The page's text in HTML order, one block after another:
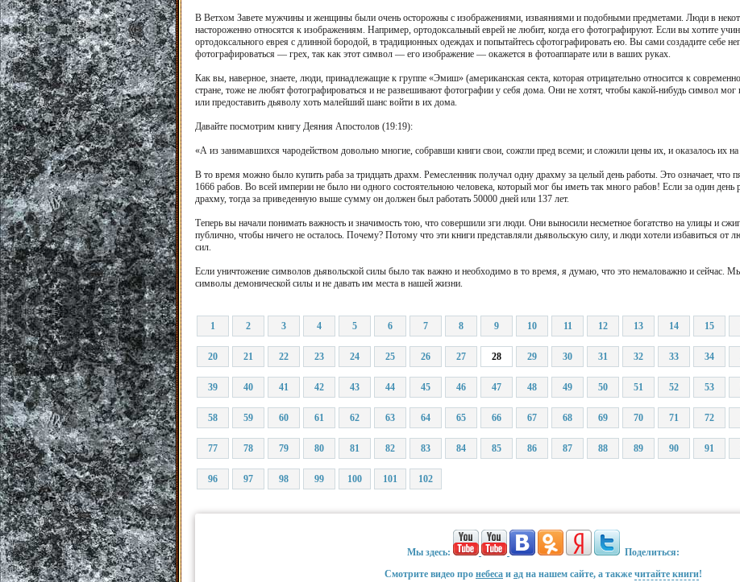
В Ветхом Завете мужчины и женщины были очень осторожны с изображениями, изваяниями и подобными предметами. Люди в
настороженно относятся к изображениям. Например, ортодоксальный еврей не любит, когда его фотографируют. Если вы хотите
ортодоксального еврея с длинной бородой, в традиционных одеждах и попытайтесь сфотографировать ею. Вы сами создадите себе
фотографироваться — грех, так как этот символ — его изображение — окажется в фотоаппарате или в ваших руках.
Как вы, наверное, знаете, люди, принадлежащие к группе «Эмиш» (американская секта, которая отрицательно относится к
стране, тоже не любят фотографироваться и не развешивают фотографии у себя дома. Они не хотят, чтобы какой-нибудь символ мог
или предоставить дьяволу хоть малейший шанс войти в их дома.
Давайте посмотрим книгу Деяния Апостолов (19:19):
«А из занимавшихся чародейством довольно многие, собравши книги свои, сожгли пред всеми; и сложили цены их, и оказалось их на
В то время можно было купить раба за тридцать драхм. Ремесленник получал одну драхму за целый день работы. Это означает, что
1666 рабов. Во всей империи не было ни одного состоятельною человека, который мог бы иметь так много рабов! Если за один день
драхму, тогда за приведенную выше сумму он должен был работать 50000 дней или 137 лет.
Теперь вы начали понимать важность и значимость тою, что совершили зги люди. Они выносили несметное богатство на улицы и
публично, чтобы ничего не осталось. Почему? Потому что эти книги представляли дьявольскую силу, и люди хотели избавиться от
сил.
Если уничтожение символов дьявольской силы было так важно и необходимо в то время, я думаю, что это немаловажно и сейчас.
символы демонической силы и не давать им места в нашей жизни.
1 2 3 4 5 6 7 8 9 10 11 12 13 14 15
20 21 22 23 24 25 26 27 28 29 30 31 32 33 34
39 40 41 42 43 44 45 46 47 48 49 50 51 52 53
58 59 60 61 62 63 64 65 66 67 68 69 70 71 72
77 78 79 80 81 82 83 84 85 86 87 88 89 90 91
96 97 98 99 100 101 102
Мы здесь:
Поделиться:
Смотрите видео про небеса и ад на нашем сайте, а также читайте книги!